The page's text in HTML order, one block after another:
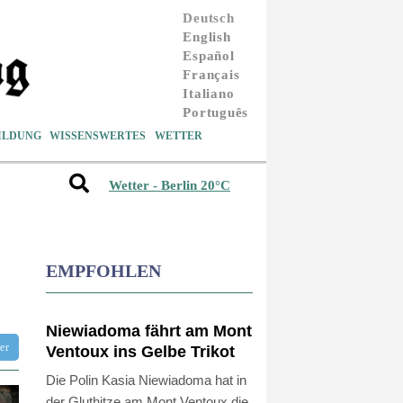
Deutsch
English
Español
Français
Italiano
Português
WISSENSWERTES WETTER
Wetter - Berlin 20°C
EMPFOHLEN
Niewiadoma fährt am Mont
Ventoux ins Gelbe Trikot
Die Polin Kasia Niewiadoma hat in